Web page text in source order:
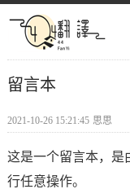
留言本
2021-10-26 15:21:45 思思
这是一个留言本，是
行任意操作。